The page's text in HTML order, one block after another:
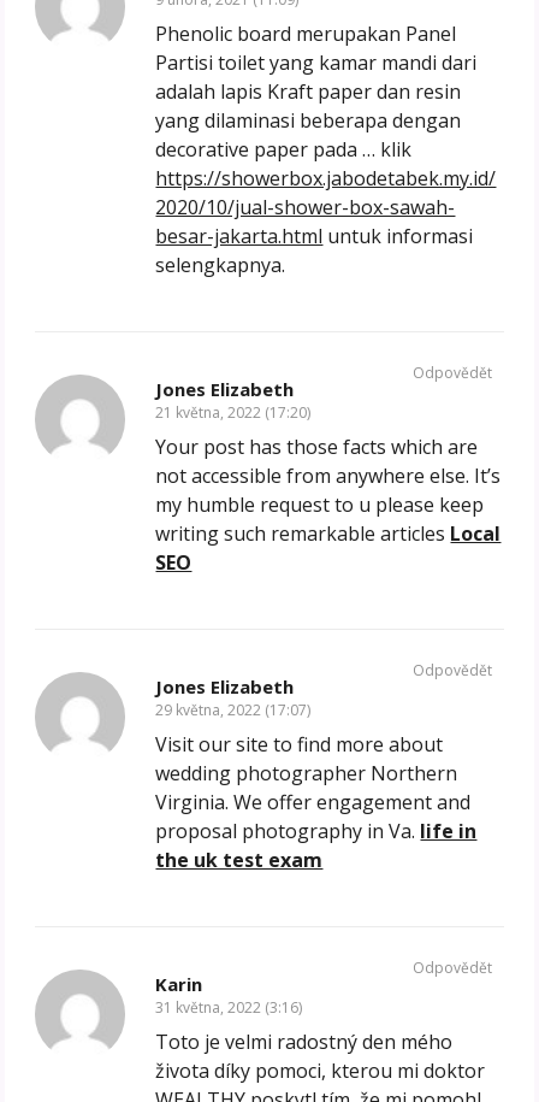
Phenolic board merupakan Panel
Partisi toilet yang kamar mandi dari
adalah lapis Kraft paper dan resin
yang dilaminasi beberapa dengan
decorative paper pada … klik
https://showerbox.jabodetabek.my.id/
2020/10/jual-shower-box-sawah-
besar-jakarta.html untuk informasi
selengkapnya.
Jones Elizabeth
21 května, 2022 (17:20)
Your post has those facts which are
not accessible from anywhere else. It’s
my humble request to u please keep
writing such remarkable articles Local
SEO
Odpovědět
Jones Elizabeth
29 května, 2022 (17:07)
Visit our site to find more about
wedding photographer Northern
Virginia. We offer engagement and
proposal photography in Va. life in
the uk test exam
Odpovědět
Karin
31 května, 2022 (3:16)
Toto je velmi radostný den mého
života díky pomoci, kterou mi doktor
Odpovědět